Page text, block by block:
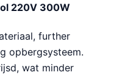
220V 300W
further
opbergsysteem.
wat minder